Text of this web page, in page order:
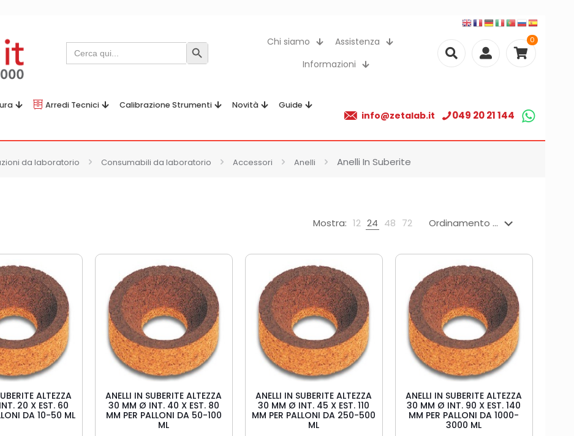
Search
for: Search Button
Chi siamo
Assistenza
Informazioni
0
Arredi Tecnici Calibrazione Strumenti Novità Guide
info@zetalab.it 049 20 21 144
da laboratorio Consumabili da laboratorio Accessori Anelli Anelli In Suberite
Mostra: 12 24 48 72
ALTEZZA
20 X EST. 60
DA 10-50 ML
ANELLI IN SUBERITE ALTEZZA
30 MM Ø INT. 40 X EST. 80
MM PER PALLONI DA 50-100
ML
ANELLI IN SUBERITE ALTEZZA
30 MM Ø INT. 45 X EST. 110
MM PER PALLONI DA 250-500
ML
ANELLI IN SUBERITE ALTEZZA
30 MM Ø INT. 90 X EST. 140
MM PER PALLONI DA 1000-
3000 ML